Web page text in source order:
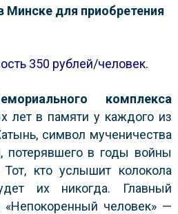
для приобретения
350 рублей/человек.
комплекса
лет в памяти у каждого из
символ мученичества
потерявшего в годы войны
Тот, кто услышит колокола
их никогда. Главный
«Непокоренный человек» —